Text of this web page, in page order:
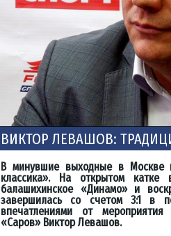
ВИКТОР ЛЕВАШОВ:
В минувшие выходные в Москве
классика». На открытом
балашихинское «Динамо» и
завершилась со счетом 3:1 в
впечатлениями от
«Саров»Виктор Левашов.